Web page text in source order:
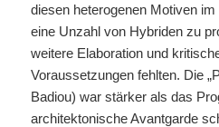
diesen heterogenen Motiven
eine Unzahl von Hybriden zu
weitere Elaboration und
Voraussetzungen fehlten. Die
Badiou) war stärker als das
architektonische Avantgarde